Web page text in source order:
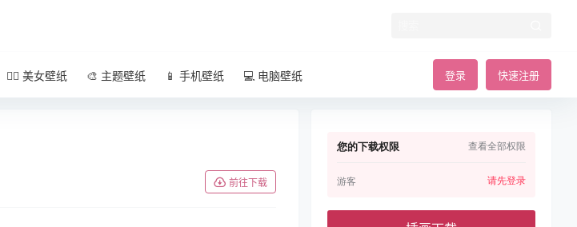
登录 快速注册
🧜‍♀️ 美女壁纸 🎨 主题壁纸 📱 手机壁纸 💻 电脑壁纸
前往下载
您的下载权限 查看全部权限
游客 请先登录